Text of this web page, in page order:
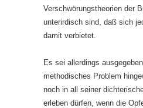
Verschwörungstheorien der
unterirdisch sind, daß sich
damit verbietet.
Es sei allerdings
methodisches Problem
noch in all seiner
erleben dürfen, wenn die